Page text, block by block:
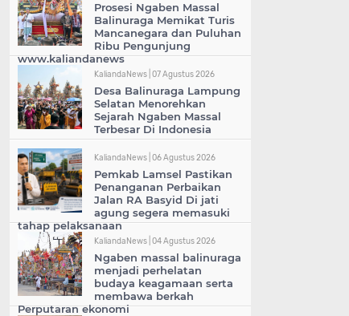
Prosesi Ngaben Massal
Balinuraga Memikat Turis
Mancanegara dan Puluhan
Ribu Pengunjung
www.kaliandanews
KaliandaNews | 07 Agustus 2026
Desa Balinuraga Lampung
Selatan Menorehkan
Sejarah Ngaben Massal
Terbesar Di Indonesia
KaliandaNews | 06 Agustus 2026
Pemkab Lamsel Pastikan
Penanganan Perbaikan
Jalan RA Basyid Di jati
agung segera memasuki
tahap pelaksanaan
KaliandaNews | 04 Agustus 2026
Ngaben massal balinuraga
menjadi perhelatan
budaya keagamaan serta
membawa berkah
Perputaran ekonomi